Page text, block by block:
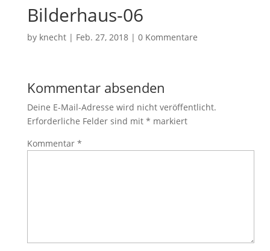
Bilderhaus-06
by knecht| Feb. 27, 2018| 0 Kommentare
Kommentar absenden
Deine E-Mail-Adresse wird nicht veröffentlicht.
Erforderliche Felder sind mit * markiert
Kommentar *